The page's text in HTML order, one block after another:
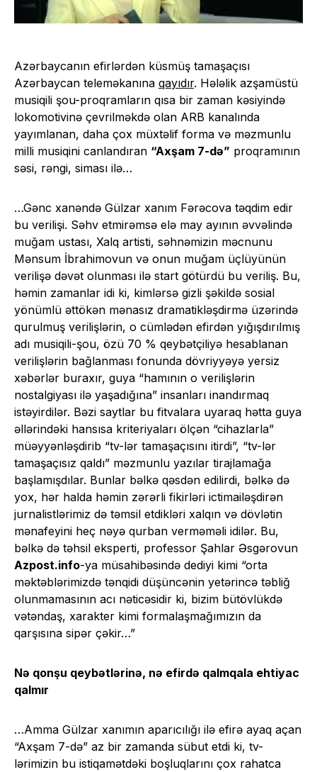
Azərbaycanın efirlərdən küsmüş tamaşaçısı
Azərbaycan teleməkanına qayıdır. Hələlik azşamüstü
musiqili şou-proqramların qısa bir zaman kəsiyində
lokomotivinə çevrilməkdə olan ARB kanalında
yayımlanan, daha çox müxtəlif forma və məzmunlu
milli musiqini canlandıran “Axşam 7-də” proqramının
səsi, rəngi, siması ilə…
…Gənc xanəndə Gülzar xanım Fərəcova təqdim edir
bu verilişi. Səhv etmirəmsə elə may ayının əvvəlində
muğam ustası, Xalq artisti, səhnəmizin məcnunu
Mənsum İbrahimovun və onun muğam üçlüyünün
verilişə dəvət olunması ilə start götürdü bu veriliş. Bu,
həmin zamanlar idi ki, kimlərsə gizli şəkildə sosial
yönümlü əttökən mənasız dramatikləşdirmə üzərində
qurulmuş verilişlərin, o cümlədən efirdən yığışdırılmış
adı musiqili-şou, özü 70 % qeybətçiliyə hesablanan
verilişlərin bağlanması fonunda dövriyyəyə yersiz
xəbərlər buraxır, guya “hamının o verilişlərin
nostalgiyası ilə yaşadığına” insanları inandırmaq
istəyirdilər. Bəzi saytlar bu fitvalara uyaraq hətta guya
əllərindəki hansısa kriteriyaları ölçən “cihazlarla”
müəyyənləşdirib “tv-lər tamaşaçısını itirdi”, “tv-lər
tamaşaçısız qaldı” məzmunlu yazılar tirajlamağa
başlamışdılar. Bunlar bəlkə qəsdən edilirdi, bəlkə də
yox, hər halda həmin zərərli fikirləri ictimailəşdirən
jurnalistlərimiz də təmsil etdikləri xalqın və dövlətin
mənafeyini heç nəyə qurban verməməli idilər. Bu,
bəlkə də təhsil eksperti, professor Şahlar Əsgərovun
Azpost.info-ya müsahibəsində dediyi kimi “orta
məktəblərimizdə tənqidi düşüncənin yetərincə təbliğ
olunmamasının acı nəticəsidir ki, bizim bütövlükdə
vətəndaş, xarakter kimi formalaşmağımızın da
qarşısına sipər çəkir…”
Nə qonşu qeybətlərinə, nə efirdə qalmqala ehtiyac
qalmır
…Amma Gülzar xanımın aparıcılığı ilə efirə ayaq açan
“Axşam 7-də” az bir zamanda sübut etdi ki, tv-
lərimizin bu istiqamətdəki boşluqlarını çox rahatca